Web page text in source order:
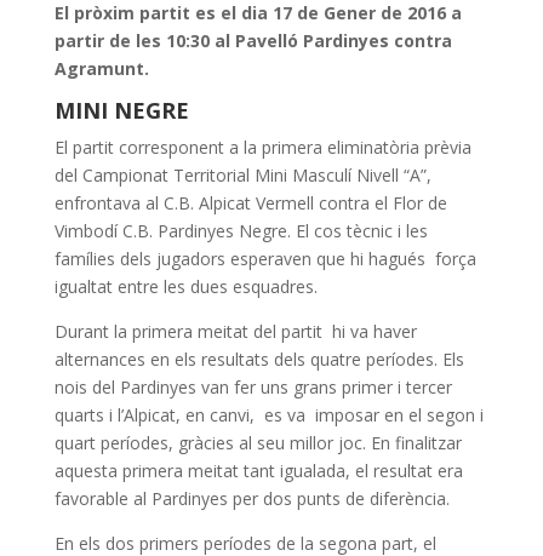
El pròxim partit es el dia 17 de Gener de 2016 a
partir de les 10:30 al Pavelló Pardinyes contra
Agramunt.
MINI NEGRE
El partit corresponent a la primera eliminatòria prèvia
del Campionat Territorial Mini Masculí Nivell “A”,
enfrontava al C.B. Alpicat Vermell contra el Flor de
Vimbodí C.B. Pardinyes Negre. El cos tècnic i les
famílies dels jugadors esperaven que hi hagués força
igualtat entre les dues esquadres.
Durant la primera meitat del partit hi va haver
alternances en els resultats dels quatre períodes. Els
nois del Pardinyes van fer uns grans primer i tercer
quarts i l’Alpicat, en canvi, es va imposar en el segon i
quart períodes, gràcies al seu millor joc. En finalitzar
aquesta primera meitat tant igualada, el resultat era
favorable al Pardinyes per dos punts de diferència.
En els dos primers períodes de la segona part, el